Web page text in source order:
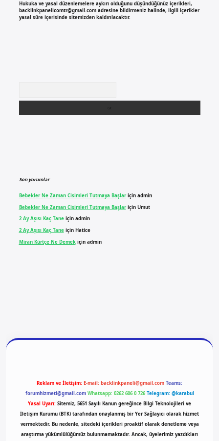
Hukuka ve yasal düzenlemelere aykırı olduğunu düşündüğünüz içerikleri,
backlinkpanelicomtr@gmail.comadresine bildirmeniz halinde, ilgili içerikler
yasal süre içerisinde sitemizden kaldırılacaktır.
Son yorumlar
Bebekler Ne Zaman Cisimleri Tutmaya Başlariçin admin
Bebekler Ne Zaman Cisimleri Tutmaya Başlariçin Umut
2 Ay Aşısı Kaç Taneiçin admin
2 Ay Aşısı Kaç Taneiçin Hatice
Miran Kürtçe Ne Demekiçin admin
Reklam ve İletişim: E-mail: backlinkpaneli@gmail.com Teams:
forumhizmeti@gmail.com Whatsapp: 0262 606 0 726 Telegram: @karabul
Yasal Uyarı: Sitemiz, 5651 Sayılı Kanun gereğince Bilgi Teknolojileri ve
İletişim Kurumu (BTK) tarafından onaylanmış bir Yer Sağlayıcı olarak hizmet
vermektedir. Bu nedenle, sitedeki içerikleri proaktif olarak denetleme veya
araştırma yükümlülüğümüz bulunmamaktadır. Ancak, üyelerimiz yazdıkları